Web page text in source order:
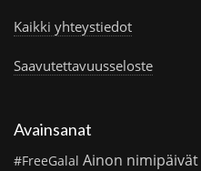
Kaikki yhteystiedot
Saavutettavuusseloste
Avainsanat
#FreeGalal Ainon nimipäivät